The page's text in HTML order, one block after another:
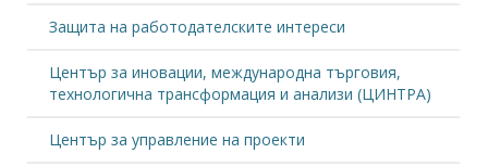
Защита на работодателските интереси
Център за иновации, международна търговия,
технологична трансформация и анализи (ЦИНТРА)
Център за управление на проекти